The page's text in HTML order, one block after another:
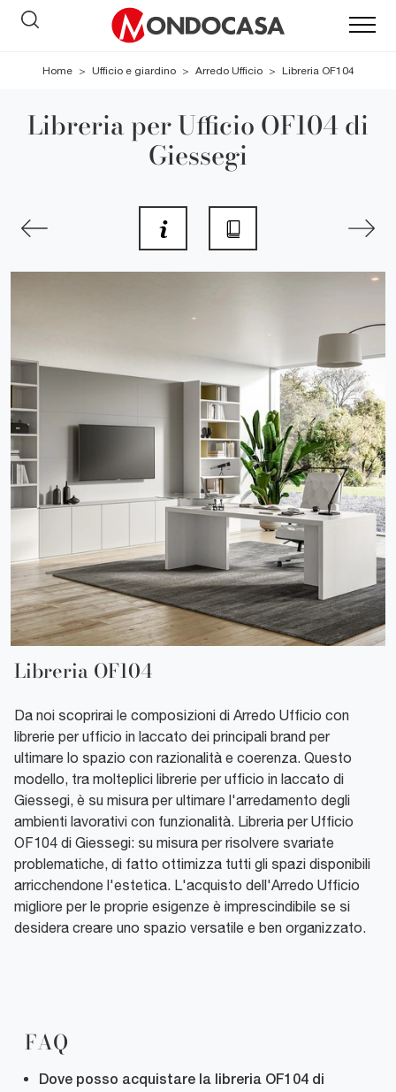
Home > Ufficio e giardino > Arredo Ufficio > Libreria OF104
Libreria per Ufficio OF104 di
Giessegi
Libreria OF104
Da noi scoprirai le composizioni di Arredo Ufficio con
librerie per ufficio in laccato dei principali brand per
ultimare lo spazio con razionalità e coerenza. Questo
modello, tra molteplici librerie per ufficio in laccato di
Giessegi, è su misura per ultimare l'arredamento degli
ambienti lavorativi con funzionalità. Libreria per Ufficio
OF104 di Giessegi: su misura per risolvere svariate
problematiche, di fatto ottimizza tutti gli spazi disponibili
arricchendone l'estetica. L'acquisto dell'Arredo Ufficio
migliore per le proprie esigenze è imprescindibile se si
desidera creare uno spazio versatile e ben organizzato.
FAQ
Dove posso acquistare la libreria OF104 di